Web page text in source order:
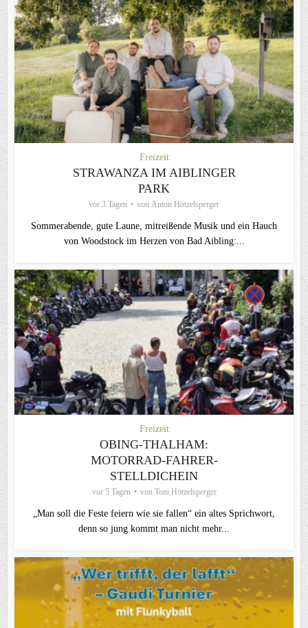
Freizeit
STRAWANZA IM AIBLINGER
PARK
vor 3 Tagen von Anton Hötzelsperger
Sommerabende, gute Laune, mitreißende Musik und ein Hauch
von Woodstock im Herzen von Bad Aibling:...
Freizeit
OBING-THALHAM:
MOTORRAD-FAHRER-
STELLDICHEIN
vor 5 Tagen von Toni Hötzelsperger
„Man soll die Feste feiern wie sie fallen“ ein altes Sprichwort,
denn so jung kommt man nicht mehr...